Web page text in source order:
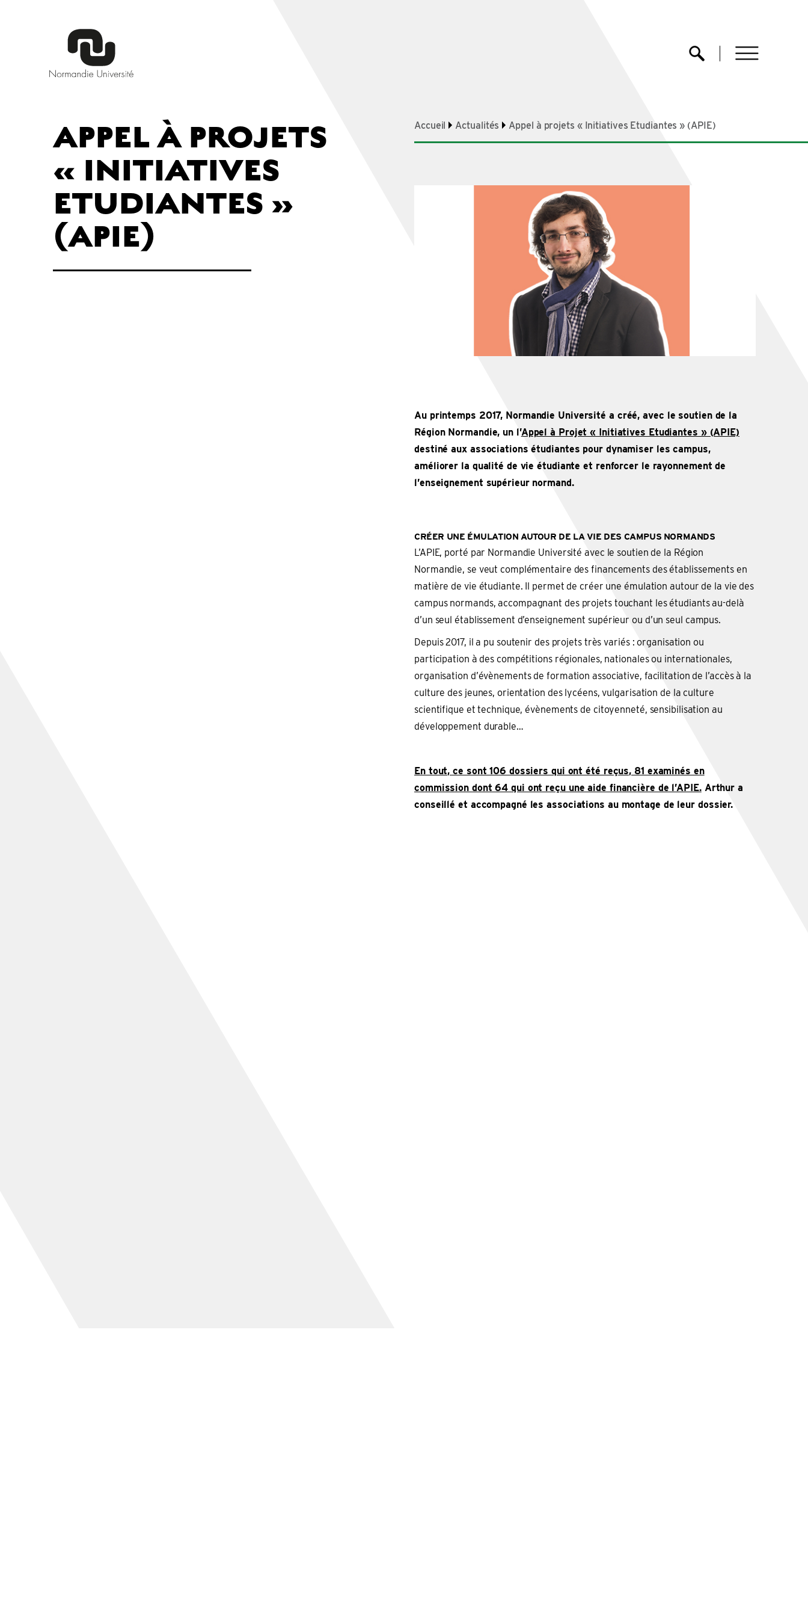
menu
APPEL À PROJETS
« INITIATIVES
ETUDIANTES »
(APIE)
Accueil Actualités Appel à projets « Initiatives Etudiantes » (APIE)
Au printemps 2017, Normandie Université a créé, avec le soutien de la
Région Normandie, un l’Appel à Projet « Initiatives Etudiantes » (APIE)
destiné aux associations étudiantes pour dynamiser les campus,
améliorer la qualité de vie étudiante et renforcer le rayonnement de
l’enseignement supérieur normand.
CRÉER UNE ÉMULATION AUTOUR DE LA VIE DES CAMPUS NORMANDS
L’APIE, porté par Normandie Université avec le soutien de la Région
Normandie, se veut complémentaire des financements des établissements en
matière de vie étudiante. Il permet de créer une émulation autour de la vie des
campus normands, accompagnant des projets touchant les étudiants au-delà
d’un seul établissement d’enseignement supérieur ou d’un seul campus.
Depuis 2017, il a pu soutenir des projets très variés : organisation ou
participation à des compétitions régionales, nationales ou internationales,
organisation d’évènements de formation associative, facilitation de l’accès à la
culture des jeunes, orientation des lycéens, vulgarisation de la culture
scientifique et technique, évènements de citoyenneté, sensibilisation au
développement durable…
En tout, ce sont 106 dossiers qui ont été reçus, 81 examinés en
commission dont 64 qui ont reçu une aide financière de l’APIE.Arthur a
conseillé et accompagné les associations au montage de leur dossier.